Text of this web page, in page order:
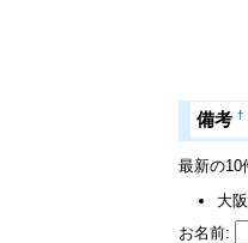
備考 †
最新の10
大
お名前: